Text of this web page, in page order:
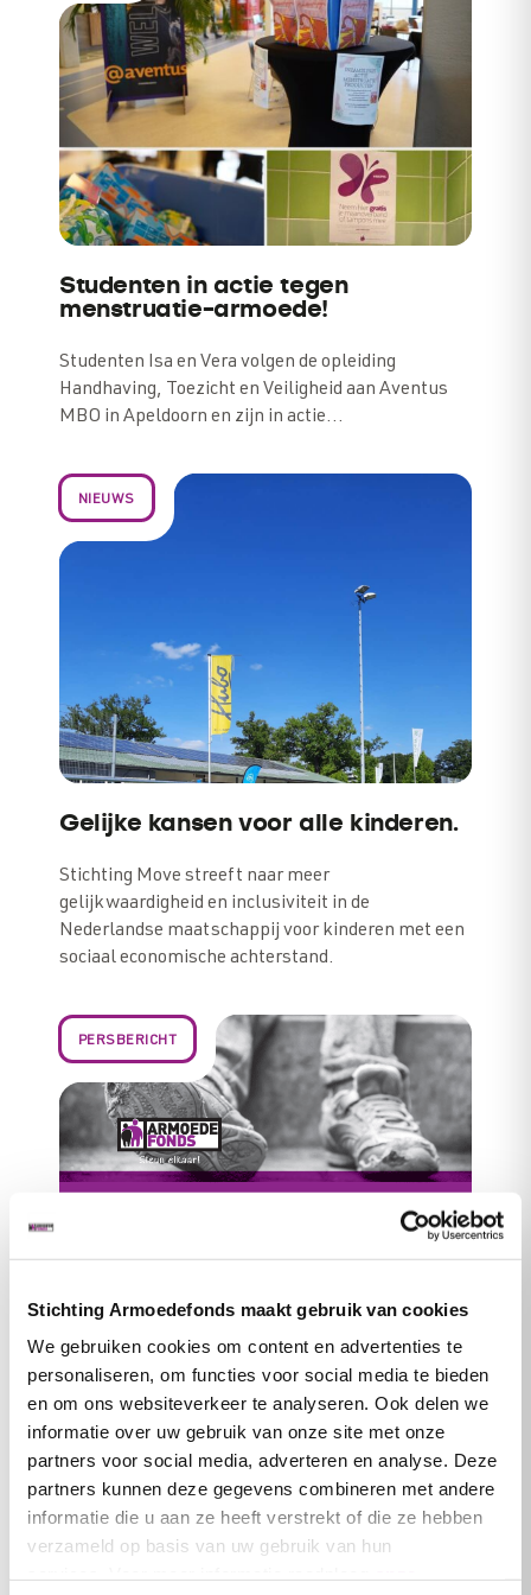
Stichting Armoedefonds maakt gebruik van cookies
We gebruiken cookies om content en advertenties te
personaliseren, om functies voor social media te bieden
en om ons websiteverkeer te analyseren. Ook delen we
informatie over uw gebruik van onze site met onze
partners voor social media, adverteren en analyse. Deze
partners kunnen deze gegevens combineren met andere
informatie die u aan ze heeft verstrekt of die ze hebben
verzameld op basis van uw gebruik van hun
Studenten in actie tegen
menstruatie-armoede!
Studenten Isa en Vera volgen de opleiding
Handhaving, Toezicht en Veiligheid aan Aventus
MBO in Apeldoorn en zijn in actie…
Gelijke kansen voor alle kinderen.
NIEUWS
Stichting Move streeft naar meer
gelijkwaardigheid en inclusiviteit in de
Nederlandse maatschappij voor kinderen met een
sociaal economische achterstand.
Armoedefonds: twee derde
hulporganisaties ziet hulpvragen
toenemen door inflatie
PERSBERICHT
Uit onderzoek van Stichting Armoedefonds blijkt
dat bij twee derde van de lokale hulporganisaties
in Nederland het aantal hulpvragen toeneemt.…